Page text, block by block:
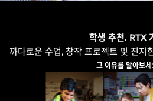
학생 추천. RTX
까다로운 수업, 창작 프로젝트 및 진지
그 이유를 알아보